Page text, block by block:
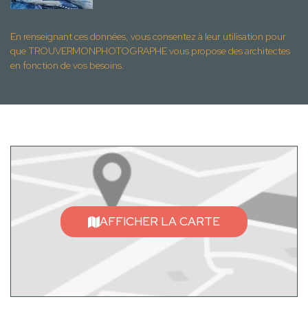
En renseignant ces données, vous consentez à leur utilisation pour
que TROUVERMONPHOTOGRAPHE vous propose des architectes
en fonction de vos besoins.
AFFICHER LA CARTE